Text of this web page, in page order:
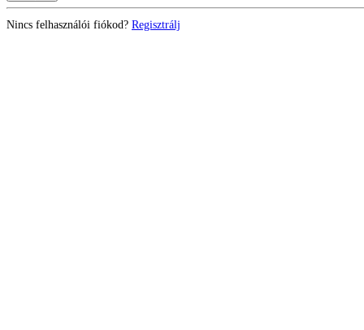
Nincs felhasználói fiókod? Regisztrálj